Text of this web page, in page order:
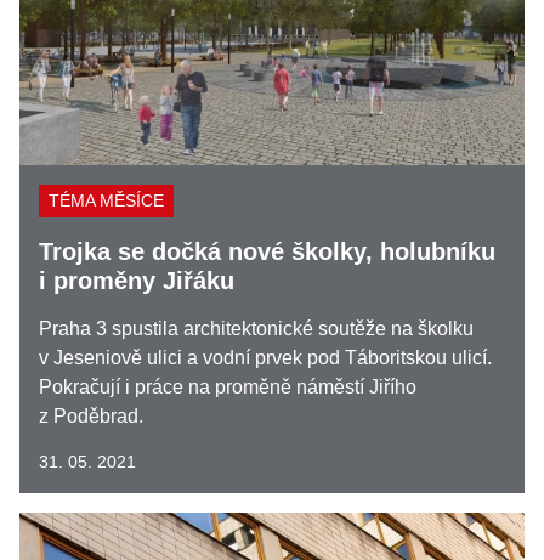
TÉMA MĚSÍCE
Trojka se dočká nové školky, holubníku
i proměny Jiřáku
Praha 3 spustila architektonické soutěže na školku
v Jeseniově ulici a vodní prvek pod Táboritskou ulicí.
Pokračují i práce na proměně náměstí Jiřího
z Poděbrad.
31. 05. 2021